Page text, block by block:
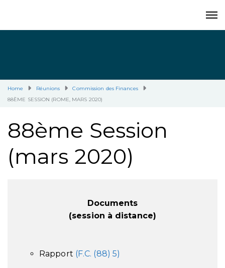
Home Réunions
Commission des Finances
88ÈME SESSION (ROME, MARS 2020)
88ème Session
(mars 2020)
Documents
(session à distance)
Rapport (F.C. (88) 5)